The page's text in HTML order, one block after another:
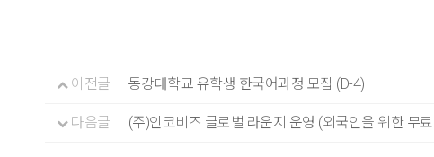
이전글 동강대학교 유학생 한국어과정 모집 (D-4)
다음글 (주)인코비즈 글로벌 라운지 운영 (외국인을 위한 무